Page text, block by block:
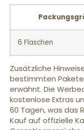
6 Flaschen
Zusätzliche
bestimmten
erwähnt. Die
kostenlose Extras
60 Tagen, was das
Kauf auf offizielle